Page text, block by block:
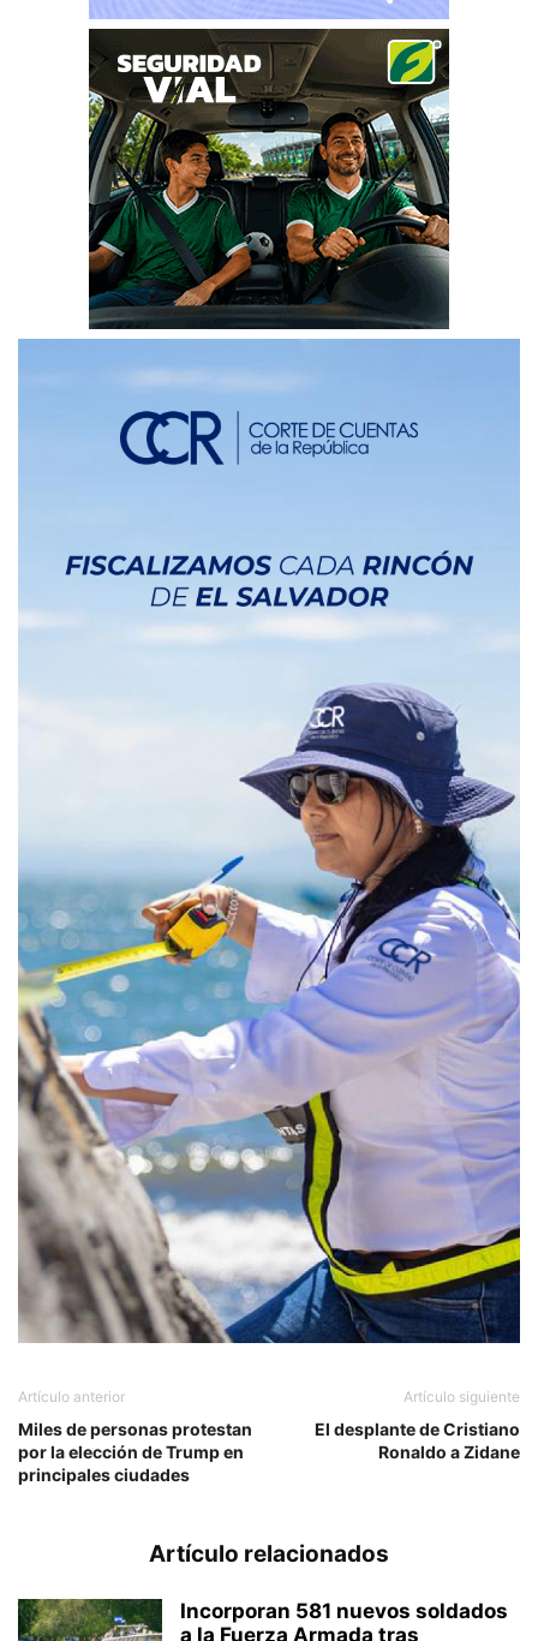
Artículo anterior
Miles de personas protestan
por la elección de Trump en
principales ciudades
Artículo siguiente
El desplante de Cristiano
Ronaldo a Zidane
Artículo relacionados
Incorporan 581 nuevos soldados
a la Fuerza Armada tras